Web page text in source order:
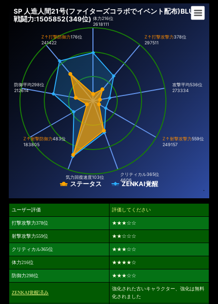
SP 人造人間21号(ファイターズコラボでイベント配布)BLU
戦闘力:1505852(349位)
ステータス ZENKAI覚醒
体力216位
2618111
Z↑打撃攻撃力378位
297511
攻撃平均536位
273334
Z↑射撃攻撃力559位
249157
クリティカル365位
4606
気力回復速度103位
Z↑射撃防御力483位
183805
防御平均298位
212614
Z↑打撃防御力176位
241422
ユーザー評価 評価してください
打撃攻撃力378位 ★★★☆☆
射撃攻撃力559位 ★★☆☆☆
クリティカル365位 ★★★☆☆
体力216位 ★★★★☆
防御力298位 ★★★☆☆
ZENKAI覚醒済み
強化された古いキャラクター、強化は無料
化されました